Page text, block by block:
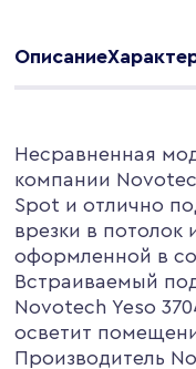
Описание
Несравненная
компании
Spot и отлично
врезки в потолок
оформленной в
Встраиваемый
Novotech Yeso
осветит
Производитель